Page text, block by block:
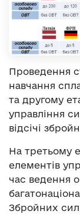
Проведення
навчання
та другому
управління
відсічі
На третьому
елементів
час ведення
Збройних